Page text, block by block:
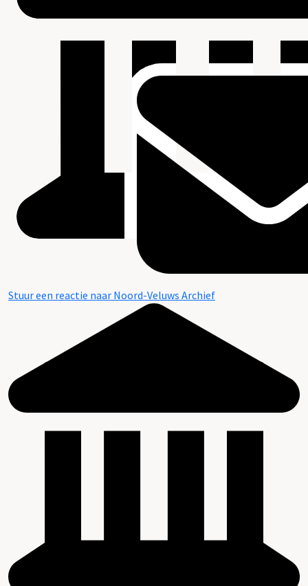
Stuur een reactie naar Noord-Veluws Archief